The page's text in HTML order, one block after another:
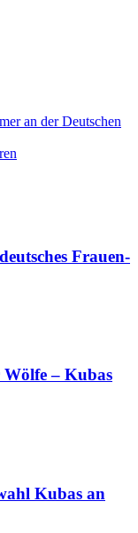
an der Deutschen
Frauen-
– Kubas
Kubas an